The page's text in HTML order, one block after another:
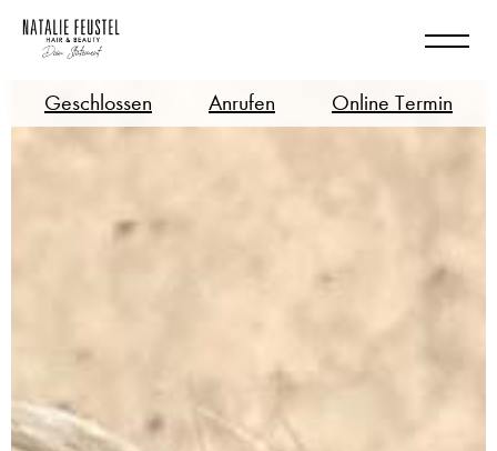
Geschlossen Anrufen Online Termin